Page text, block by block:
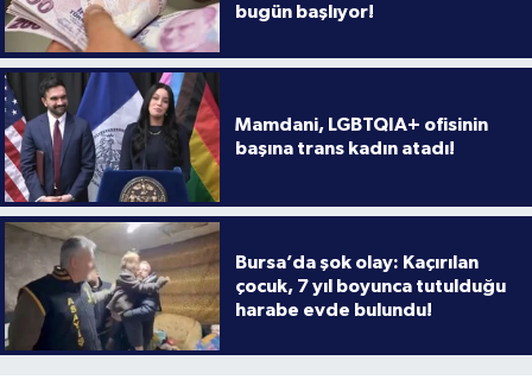
bugün başlıyor!
Mamdani, LGBTQIA+ ofisinin
başına trans kadın atadı!
Bursa’da şok olay: Kaçırılan
çocuk, 7 yıl boyunca tutulduğu
harabe evde bulundu!